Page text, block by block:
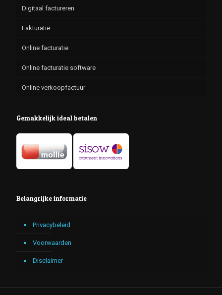
Digitaal factureren
Fakturatie
Online facturatie
Online facturatie software
Online verkoopfactuur
Gemakkelijk ideal betalen
Belangrijke informatie
Privacybeleid
Voorwaarden
Disclaimer